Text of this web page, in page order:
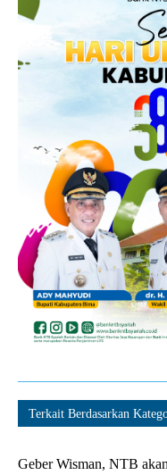
Terkait Berdasarkan
Geber Wisman, NTB